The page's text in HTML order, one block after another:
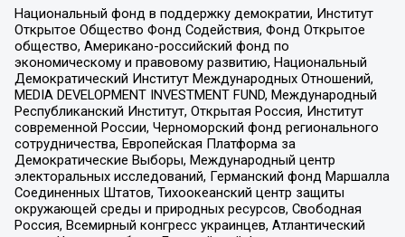
Национальный фонд в поддержку демократии, Институт
Открытое Общество Фонд Содействия, Фонд Открытое
общество, Американо-российский фонд по
экономическому и правовому развитию, Национальный
Демократический Институт Международных Отношений,
MEDIA DEVELOPMENT INVESTMENT FUND, Международный
Республиканский Институт, Открытая Россия, Институт
современной России, Черноморский фонд регионального
сотрудничества, Европейская Платформа за
Демократические Выборы, Международный центр
электоральных исследований, Германский фонд Маршалла
Соединенных Штатов, Тихоокеанский центр защиты
окружающей среды и природных ресурсов, Свободная
Россия, Всемирный конгресс украинцев, Атлантический